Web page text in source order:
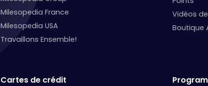
Milesopedia France
Milesopedia USA
Travaillons Ensemble!
Vidéos
Boutique
Cartes de crédit